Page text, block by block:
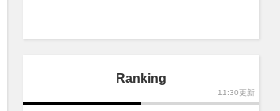
Ranking
11:30更新